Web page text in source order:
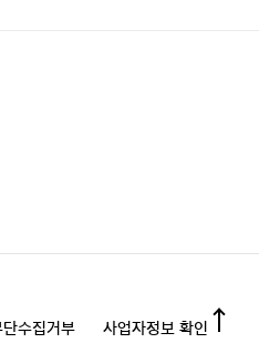
단수집거부 사업자정보 확인